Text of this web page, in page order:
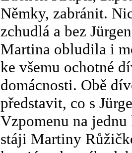
Němky, zabránit.
zchudlá a bez
Martina obludila i
ke všemu ochotné
domácnosti. Obě
představit, co s
Vzpomenu na
stáji Martiny